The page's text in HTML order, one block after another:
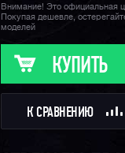
годам прошлого века и
доступность, вы можете
часов есть душа и свой
Внимание! Это официальная
Покупая дешевле,
моделей
КУПИТЬ
К СРАВНЕНИЮ